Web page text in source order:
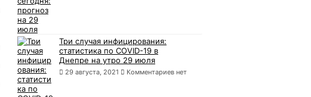
Три случая инфицирования:
статистика по COVID-19 в
Днепре на утро 29 июля
29 августа, 2021 Комментариев нет